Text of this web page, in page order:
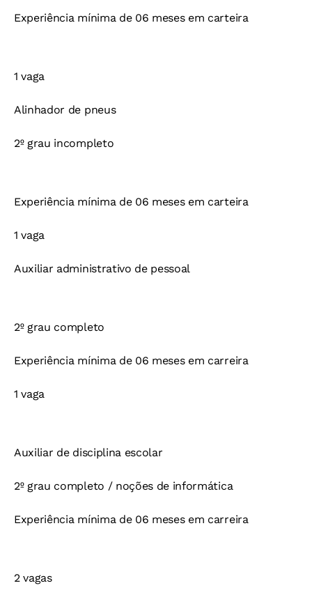
Experiência mínima de 06 meses em carteira
1 vaga
Alinhador de pneus
2º grau incompleto
Experiência mínima de 06 meses em carteira
1 vaga
Auxiliar administrativo de pessoal
2º grau completo
Experiência mínima de 06 meses em carreira
1 vaga
Auxiliar de disciplina escolar
2º grau completo / noções de informática
Experiência mínima de 06 meses em carreira
2 vagas